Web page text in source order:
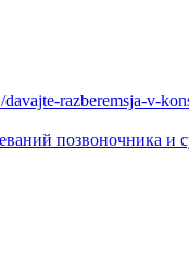
razberemsja-v-
позвоночника и